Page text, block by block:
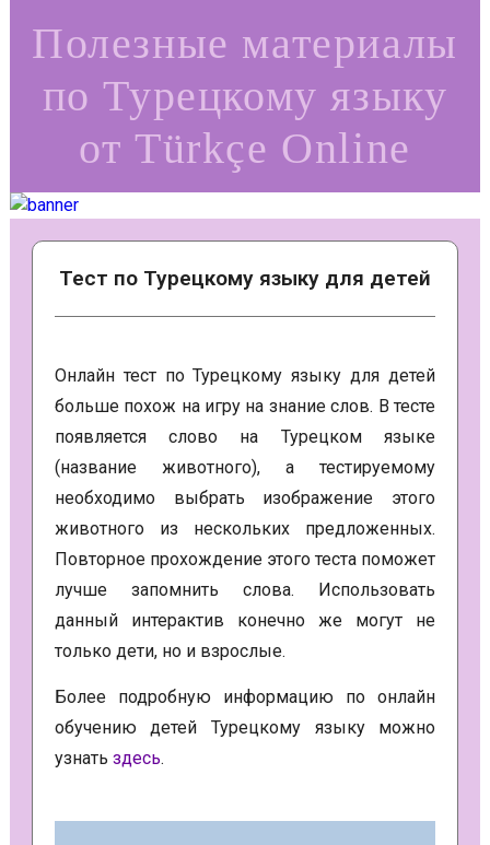
Полезные материалы
по Турецкому языку
от Türkçe Online
Тест по Турецкому языку для детей
Онлайн тест по Турецкому языку для детей
больше похож на игру на знание слов. В тесте
появляется слово на Турецком языке
(название животного), а тестируемому
необходимо выбрать изображение этого
животного из нескольких предложенных.
Повторное прохождение этого теста поможет
лучше запомнить слова. Использовать
данный интерактив конечно же могут не
только дети, но и взрослые.
Более подробную информацию по онлайн
обучению детей Турецкому языку можно
узнать здесь.